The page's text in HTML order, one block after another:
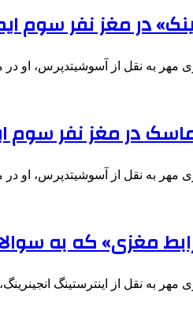
در مغز نفر سوم
مهر به نقل از آسوشیتدپرس، او
ماسک در مغز نفر سوم
مهر به نقل از آسوشیتدپرس، او
مغزی» که به
به نقل از اینترستینگ